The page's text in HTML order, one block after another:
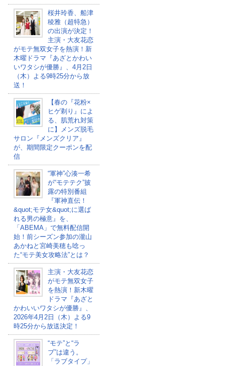
桜井玲香、船津
稜雅（超特急）
の出演が決定！
主演・大友花恋
がモテ無双女子を熱演！新
木曜ドラマ『あざとかわい
いワタシが優勝』、4月2日
（木）よる9時25分から放
送！
【春の『花粉×
ヒゲ剃り』によ
る、肌荒れ対策
に】メンズ脱毛
サロン『メンズクリア』
が、期間限定クーポンを配
信
“軍神”心湊一希
が“モテテク”披
露の特別番組
『軍神直伝！
&quot;モテ女&quot;に選ば
れる男の極意』を、
「ABEMA」で無料配信開
始！前シーズン参加の瀧山
あかねと宮崎美穂も唸っ
た“モテ美女攻略法”とは？
主演・大友花恋
がモテ無双女子
を熱演！新木曜
ドラマ『あざと
かわいいワタシが優勝』、
2026年4月2日（木）よる9
時25分から放送決定！
“モテ”と“ラ
ブ”は違う。
「ラブタイプ」